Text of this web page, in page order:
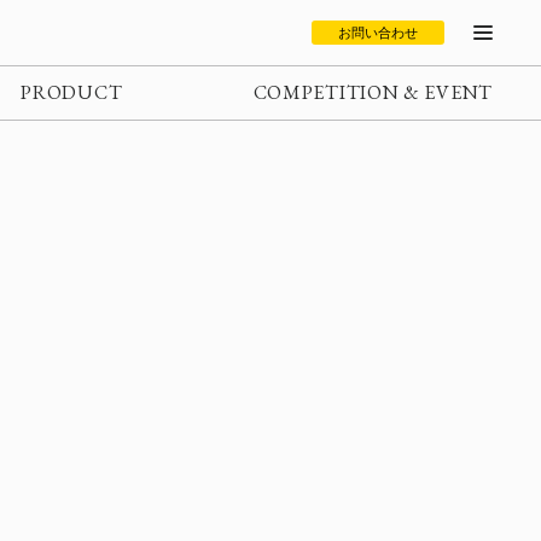
お問い合わせ
PRODUCT COMPETITION & EVENT